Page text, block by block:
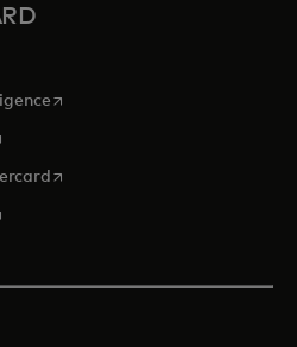
tab
opens in a new tab
in a new tab
opens in a new tab
in a new tab